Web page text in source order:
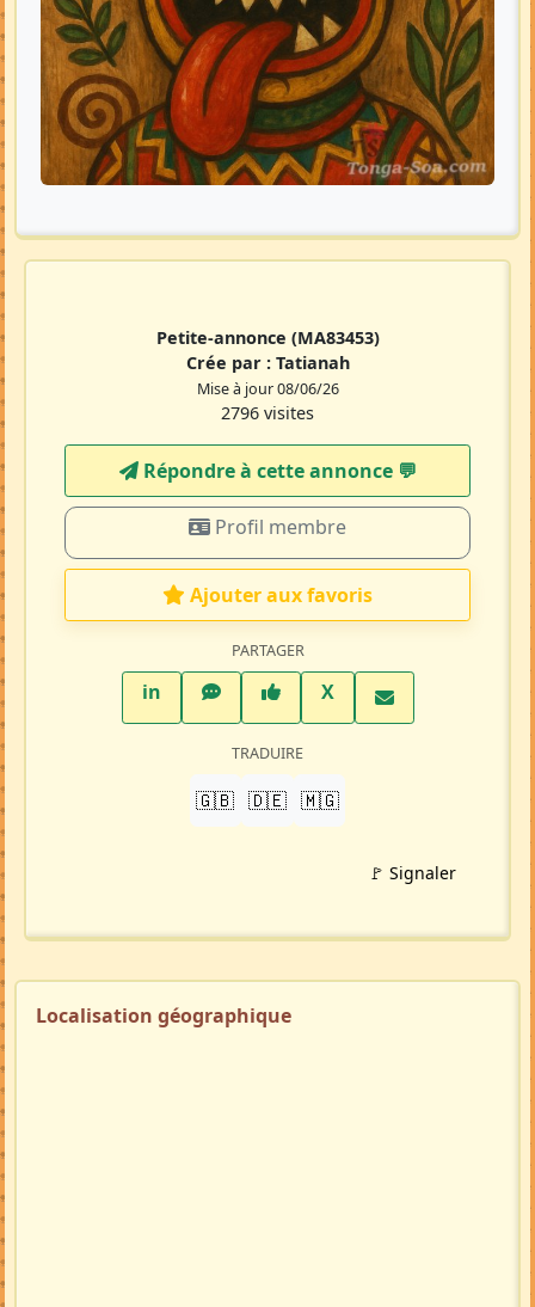
Petite-annonce (MA83453)
Crée par : Tatianah
Mise à jour 08/06/26
2796 visites
Répondre à cette annonce 💬​
Profil membre
Ajouter aux favoris
PARTAGER
inLinkedInWhatsAppFacebook
XTwitter X
TRADUIRE
🇬🇧 🇩🇪 🇲🇬
🚩 Signaler
Localisation géographique